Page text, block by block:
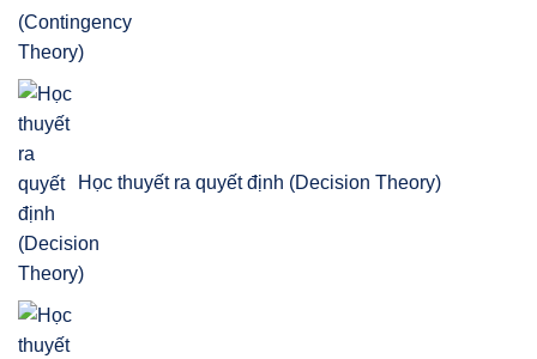
Học thuyết ra quyết định (Decision Theory)